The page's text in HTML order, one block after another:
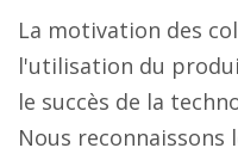
La motivation des
l'utilisation du
le succès de la
Nous